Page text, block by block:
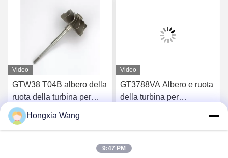
Video
GTW38 T04B albero della
ruota della turbina per
turbocompressori 407276-
6 407276-19 446905-2
446905-5Chatta Adesso
Video
GT3788VA Albero e ruota
della turbina per
5002S
Chatta Adesso
Hongxia Wang
9:47 PM